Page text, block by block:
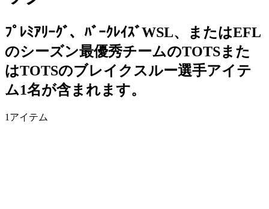
ﾌﾟﾚﾐｱﾘｰｸﾞ、ﾊﾞｰｸﾚｲｽﾞWSL、またはEFL
のシーズン最優秀チームのTOTSまた
はTOTSのブレイクスルー選手アイテ
ム1名が含まれます。
1 アイテム